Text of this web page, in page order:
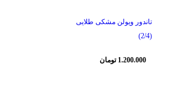
تاندور ویولن مشکی طلایی
(2/4)
1.200.000 تومان